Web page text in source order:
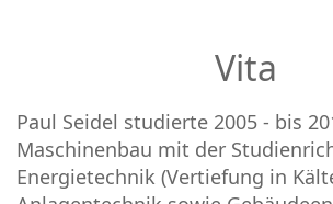
Vita
Paul Seidel studierte 2005 - bis
Maschinenbau mit der
Energietechnik (Vertiefung in